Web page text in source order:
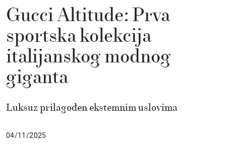
Gucci Altitude: Prva
sportska kolekcija
italijanskog modnog
giganta
Luksuz prilagođen ekstemnim uslovima
04/11/2025